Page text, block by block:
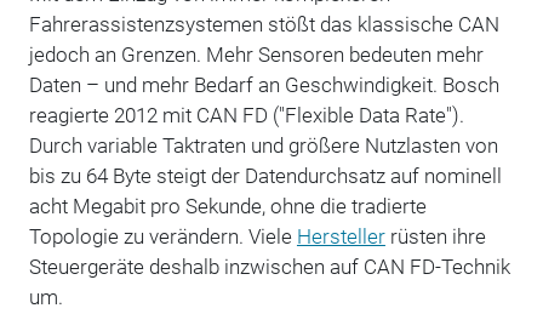
Fahrerassistenzsystemen stößt das klassische CAN
jedoch an Grenzen. Mehr Sensoren bedeuten mehr
Daten – und mehr Bedarf an Geschwindigkeit. Bosch
reagierte 2012 mit CAN FD ("Flexible Data Rate").
Durch variable Taktraten und größere Nutzlasten von
bis zu 64 Byte steigt der Datendurchsatz auf nominell
acht Megabit pro Sekunde, ohne die tradierte
Topologie zu verändern. Viele Herstellerrüsten ihre
Steuergeräte deshalb inzwischen auf CAN FD-Technik
um.